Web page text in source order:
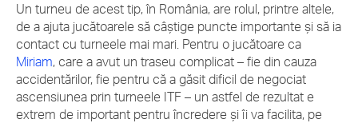
Un turneu de acest tip, în România, are rolul, printre altele,
de a ajuta jucătoarele să câștige puncte importante și să ia
contact cu turneele mai mari. Pentru o jucătoare ca
Miriam, care a avut un traseu complicat – fie din cauza
accidentărilor, fie pentru că a găsit dificil de negociat
ascensiunea prin turneele ITF – un astfel de rezultat e
extrem de important pentru încredere și îi va facilita, pe